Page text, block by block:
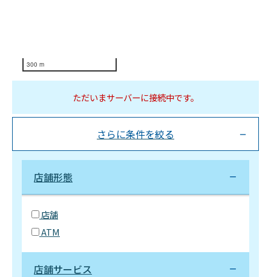
300 m
ただいまサーバーに接続中です。
さらに条件を絞る
店舗形態
店舗
ATM
店舗サービス